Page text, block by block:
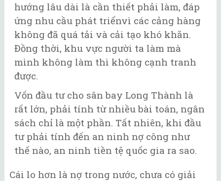
hướng lâu dài là cần thiết phải làm, đáp
ứng nhu cầu phát triểnvì các cảng hàng
không đã quá tải và cải tạo khó khăn.
Đồng thời, khu vực người ta làm mà
mình không làm thì không cạnh tranh
được.
Vốn đầu tư cho sân bay Long Thành là
rất lớn, phải tính từ nhiều bài toán, ngân
sách chỉ là một phần. Tất nhiên, khi đầu
tư phải tính đến an ninh nợ công như
thế nào, an ninh tiền tệ quốc gia ra sao.
Cái lo hơn là nợ trong nước, chưa có giải